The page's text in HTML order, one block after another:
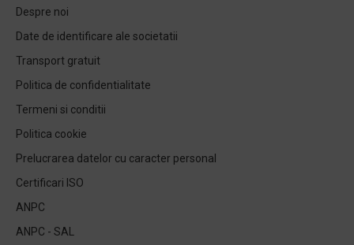
Despre noi
Date de identificare ale societatii
Transport gratuit
Politica de confidentialitate
Termeni si conditii
Politica cookie
Prelucrarea datelor cu caracter personal
Certificari ISO
ANPC
ANPC - SAL